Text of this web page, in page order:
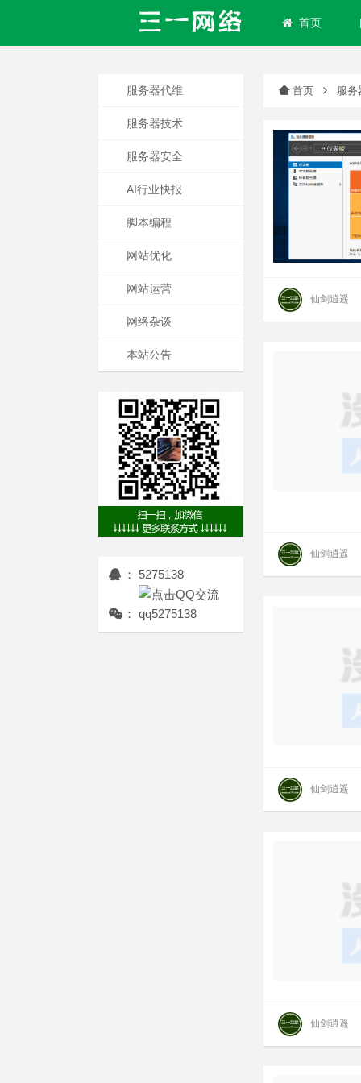
首页
服务器代维
服务器技术
服务器安全
AI行业快报
脚本编程
网站优化
网站运营
网络杂谈
本站公告
： 5275138
： qq5275138
首页 服务
仙剑逍遥
仙剑逍遥
仙剑逍遥
仙剑逍遥